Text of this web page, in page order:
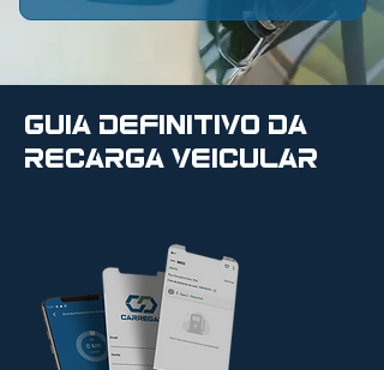
Guia Definitivo da
Recarga Veicular